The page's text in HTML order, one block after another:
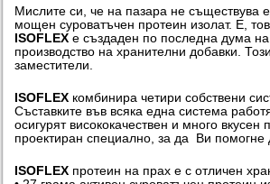
Мислите си, че на пазара не съществува
мощен суроватъчен протеин изолат. Е,
ISOFLEX е създаден по последна дума на
производство на хранителни добавки.
заместители.
ISOFLEX комбинира четири собствени
Съставките във всяка една система
осигурят висококачествен и много вкусен
проектиран специално, за да Ви помогне
ISOFLEX протеин на прах е с отличен